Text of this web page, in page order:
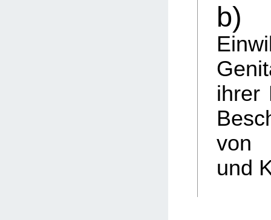
b)
ihrer
von
und